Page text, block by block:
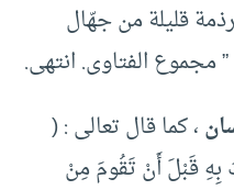
قليلة من جهّال
مجموع الفتاوى. انتهى.
، كما قال تعالى : (
بِهِ قَبْلَ أَنْ تَقُومَ مِنْ